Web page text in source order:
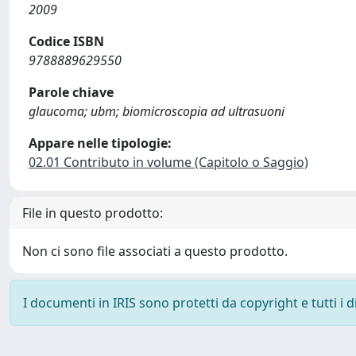
2009
Codice ISBN
9788889629550
Parole chiave
glaucoma; ubm; biomicroscopia ad ultrasuoni
Appare nelle tipologie:
02.01 Contributo in volume (Capitolo o Saggio)
File in questo prodotto:
Non ci sono file associati a questo prodotto.
I documenti in IRIS sono protetti da copyright e tutti i